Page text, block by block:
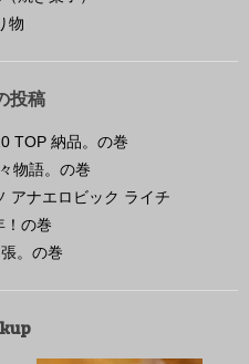
物
投稿
TOP 納品。の巻
物語。の巻
アナエロビック ライチ
！の巻
。の巻